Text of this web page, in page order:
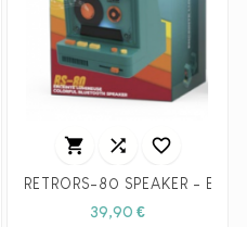
BLEU - MOB
  
RETRORS-80 SPEAKER -
39,90 €Prix